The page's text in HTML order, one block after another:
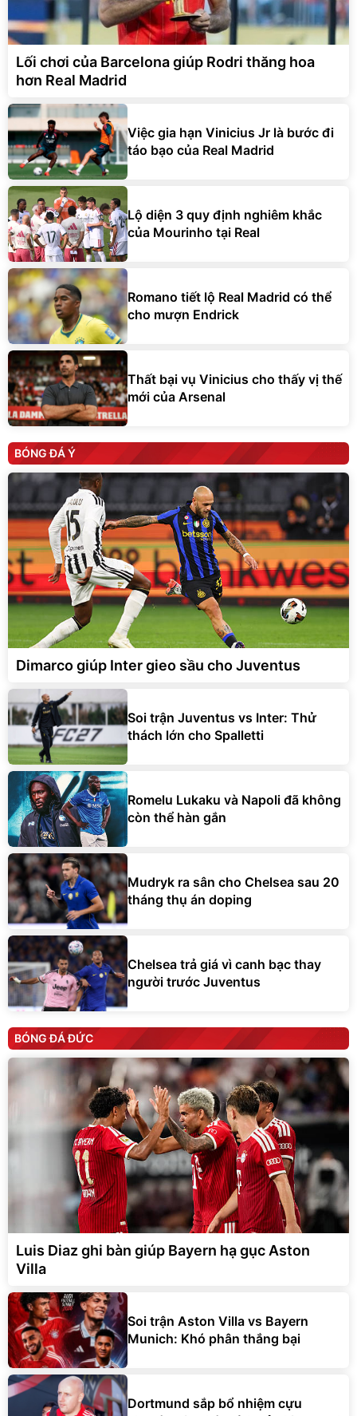
Lối chơi của Barcelona giúp Rodri thăng hoa
hơn Real Madrid
Việc gia hạn Vinicius Jr là bước đi
táo bạo của Real Madrid
Lộ diện 3 quy định nghiêm khắc
của Mourinho tại Real
Romano tiết lộ Real Madrid có thể
cho mượn Endrick
Thất bại vụ Vinicius cho thấy vị thế
mới của Arsenal
BÓNG ĐÁ Ý
Dimarco giúp Inter gieo sầu cho Juventus
Soi trận Juventus vs Inter: Thử
thách lớn cho Spalletti
Romelu Lukaku và Napoli đã không
còn thể hàn gắn
Mudryk ra sân cho Chelsea sau 20
tháng thụ án doping
Chelsea trả giá vì canh bạc thay
người trước Juventus
BÓNG ĐÁ ĐỨC
Luis Diaz ghi bàn giúp Bayern hạ gục Aston
Villa
Soi trận Aston Villa vs Bayern
Munich: Khó phân thắng bại
Dortmund sắp bổ nhiệm cựu